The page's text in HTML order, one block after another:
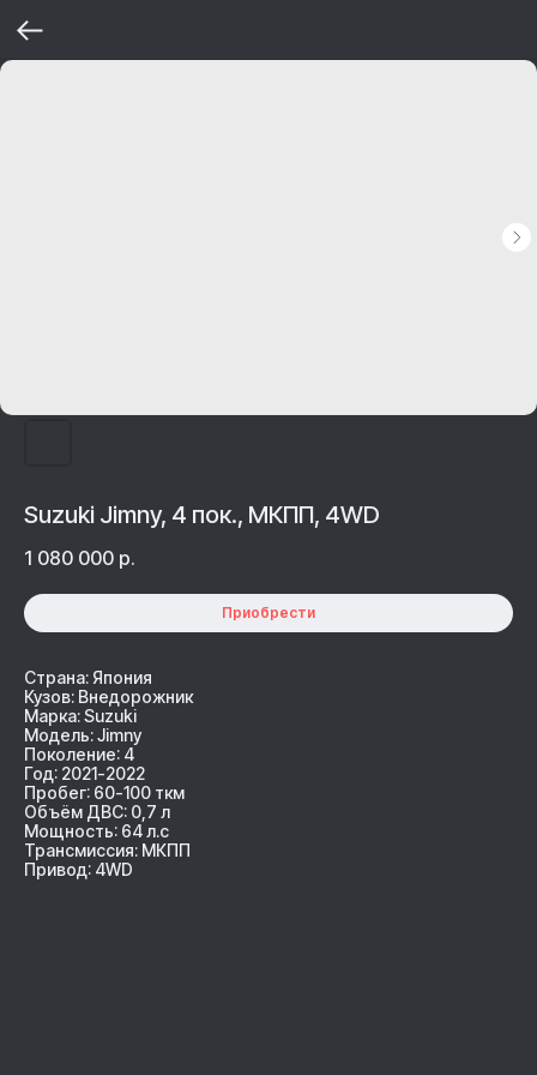
Suzuki Jimny, 4 пок., МКПП, 4WD
1 080 000 р.
Приобрести
Страна: Япония
Кузов: Внедорожник
Марка: Suzuki
Модель: Jimny
Поколение: 4
Год: 2021-2022
Пробег: 60-100 ткм
Объём ДВС: 0,7 л
Мощность: 64 л.с
Трансмиссия: МКПП
Привод: 4WD